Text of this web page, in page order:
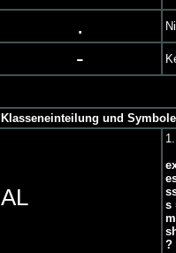
.
-
Klasseneinteilung und
AL
s
?